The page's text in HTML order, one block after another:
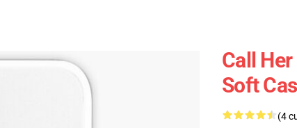
Call
Soft
(4